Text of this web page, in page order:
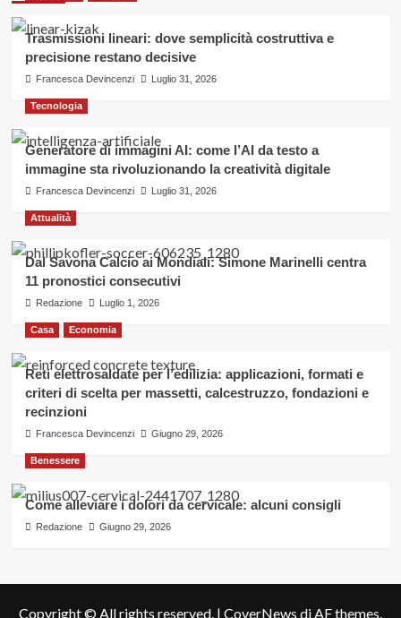
Trasmissioni lineari: dove semplicità costruttiva e
precisione restano decisive
Francesca Devincenzi Luglio 31, 2026
Tecnologia
Generatore di immagini AI: come l’AI da testo a
immagine sta rivoluzionando la creatività digitale
Francesca Devincenzi Luglio 31, 2026
Attualità
Dal Savona Calcio ai Mondiali: Simone Marinelli centra
11 pronostici consecutivi
Redazione Luglio 1, 2026
Casa Economia
Reti elettrosaldate per l’edilizia: applicazioni, formati e
criteri di scelta per massetti, calcestruzzo, fondazioni e
recinzioni
Francesca Devincenzi Giugno 29, 2026
Benessere
Come alleviare i dolori da cervicale: alcuni consigli
Redazione Giugno 29, 2026
Copyright © All rights reserved. | CoverNews di AF themes.